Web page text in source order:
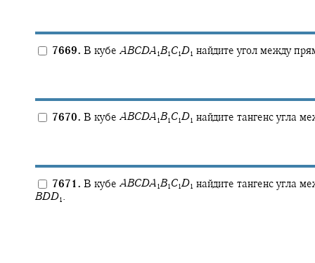
7669. В кубе ABCDA 1B1 C1D1 найдите угол между
7670. В кубе ABCDA 1B1 C1D1 найдите тангенс угла
7671. В кубе ABCDA 1B1 C1D1 найдите тангенс угла
BDD1 .